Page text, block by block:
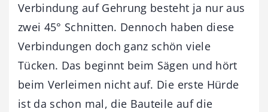
Verbindung auf Gehrung besteht ja nur aus
zwei 45° Schnitten. Dennoch haben diese
Verbindungen doch ganz schön viele
Tücken. Das beginnt beim Sägen und hört
beim Verleimen nicht auf. Die erste Hürde
ist da schon mal, die Bauteile auf die